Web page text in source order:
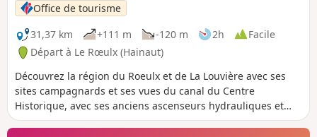
Office de tourisme
31,37 km
+111 m -120 m 2h
Facile
Départ à Le Rœulx (Hainaut)
Découvrez la région du Roeulx et de La Louvière avec ses
sites campagnards et ses vues du canal du Centre
Historique, avec ses anciens ascenseurs hydrauliques et
son ascenseur funiculaire. Possibilité de location de vélos